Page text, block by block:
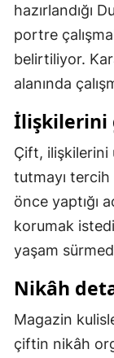
hazırlandığı
portre
belirtiliyor.
alanında
İlişkilerini
Çift, ilişkilerini
tutmayı
önce yaptığı
korumak
yaşam
Nikâh
Magazin
çiftin nikâh